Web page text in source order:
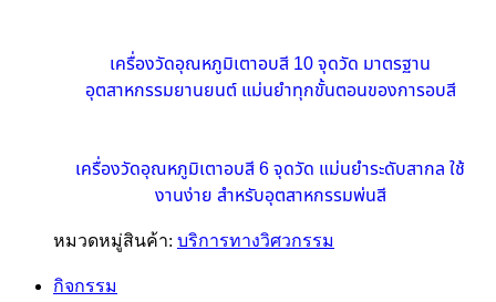
เครื่องวัดอุณหภูมิเตาอบสี 10 จุดวัด มาตรฐาน
อุตสาหกรรมยานยนต์ แม่นยำทุกขั้นตอนของการอบสี
เครื่องวัดอุณหภูมิเตาอบสี 6 จุดวัด แม่นยำระดับสากล ใช้
งานง่าย สำหรับอุตสาหกรรมพ่นสี
หมวดหมู่สินค้า: บริการทางวิศวกรรม
กิจกรรม